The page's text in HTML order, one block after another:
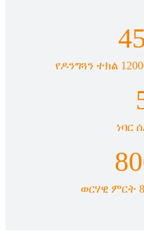
የዶንግጓን ተክል
ነባር
80
ወርሃዊ ምርት